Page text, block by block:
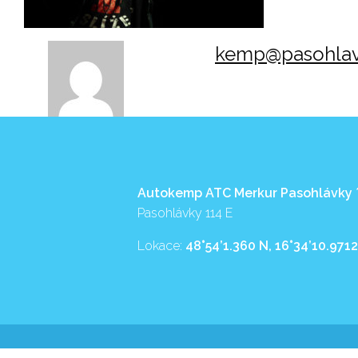
Autokemp ATC Merkur Pasohlávky
Pasohlávky 114 E
Lokace: 48°54’1.360 N,